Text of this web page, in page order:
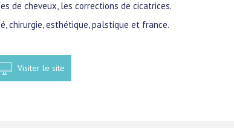
de cheveux, les corrections de cicatrices.
chirurgie, esthétique, palstique et france.
Visiter le site